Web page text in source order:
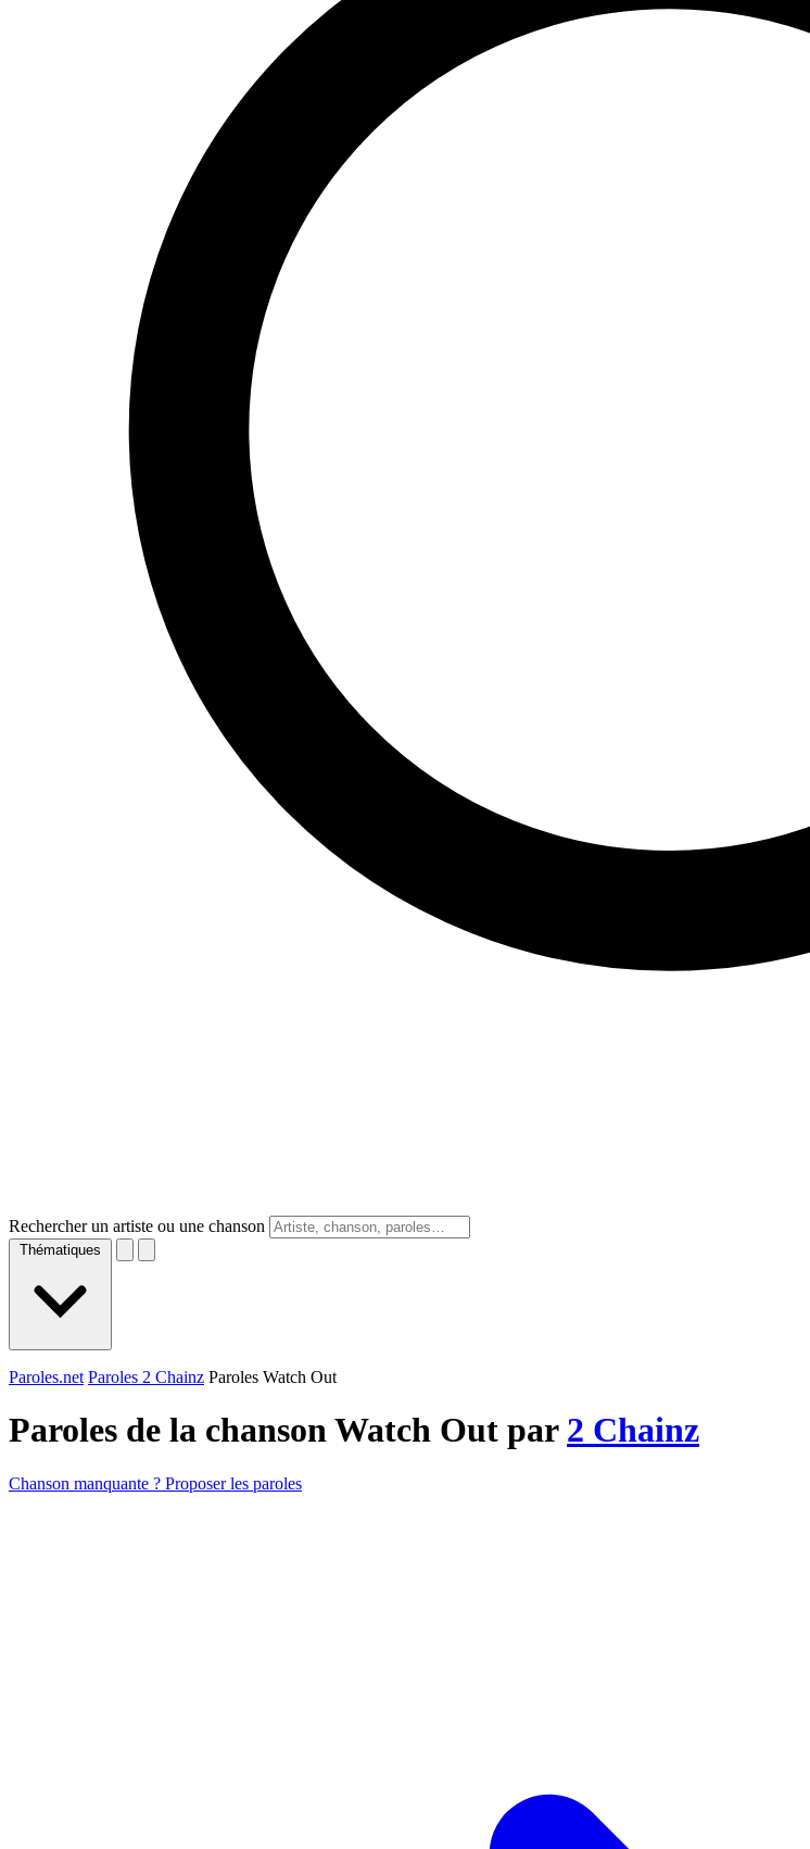
Rechercher un artiste ou une chanson
Thématiques
Paroles.net Paroles 2 Chainz Paroles Watch Out
Paroles de la chanson Watch Out par 2 Chainz
Chanson manquante ? Proposer les paroles